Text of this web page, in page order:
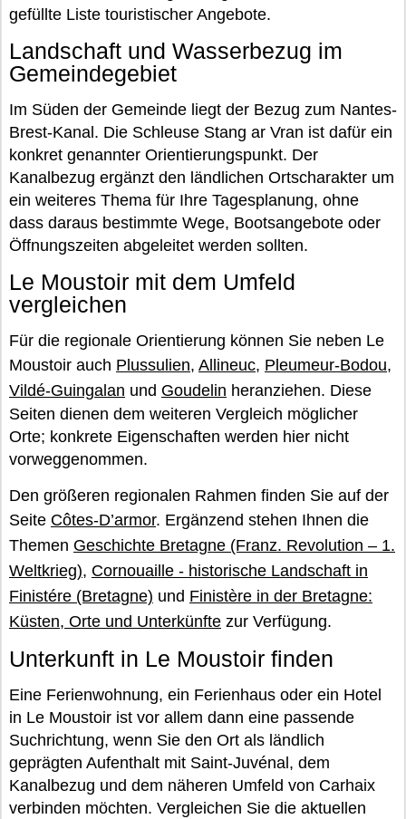
gefüllte Liste touristischer Angebote.
Landschaft und Wasserbezug im
Gemeindegebiet
Im Süden der Gemeinde liegt der Bezug zum Nantes-
Brest-Kanal. Die Schleuse Stang ar Vran ist dafür ein
konkret genannter Orientierungspunkt. Der
Kanalbezug ergänzt den ländlichen Ortscharakter um
ein weiteres Thema für Ihre Tagesplanung, ohne
dass daraus bestimmte Wege, Bootsangebote oder
Öffnungszeiten abgeleitet werden sollten.
Le Moustoir mit dem Umfeld
vergleichen
Für die regionale Orientierung können Sie neben Le
Moustoir auch Plussulien, Allineuc, Pleumeur-Bodou,
Vildé-Guingalan und Goudelin heranziehen. Diese
Seiten dienen dem weiteren Vergleich möglicher
Orte; konkrete Eigenschaften werden hier nicht
vorweggenommen.
Den größeren regionalen Rahmen finden Sie auf der
Seite Côtes-D’armor. Ergänzend stehen Ihnen die
Themen Geschichte Bretagne (Franz. Revolution – 1.
Weltkrieg), Cornouaille - historische Landschaft in
Finistére (Bretagne) und Finistère in der Bretagne:
Küsten, Orte und Unterkünfte zur Verfügung.
Unterkunft in Le Moustoir finden
Eine Ferienwohnung, ein Ferienhaus oder ein Hotel
in Le Moustoir ist vor allem dann eine passende
Suchrichtung, wenn Sie den Ort als ländlich
geprägten Aufenthalt mit Saint-Juvénal, dem
Kanalbezug und dem näheren Umfeld von Carhaix
verbinden möchten. Vergleichen Sie die aktuellen